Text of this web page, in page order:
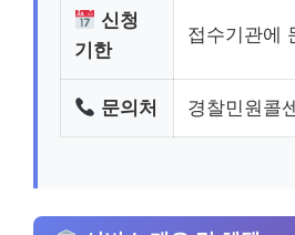
신청
기한
접수기관에
문의처 경찰민원콜